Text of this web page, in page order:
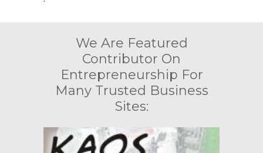
We Are Featured
Contributor On
Entrepreneurship For
Many Trusted Business
Sites: